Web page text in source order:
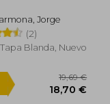
Jorge
(2)
Tapa Blanda, Nuevo